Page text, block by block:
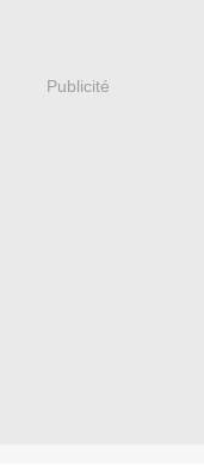
Publicité